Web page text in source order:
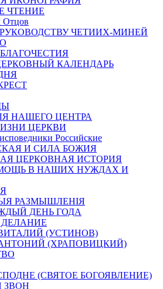
ЧТЕНИЕ
Отцов
ЧЕТИИХ-МИНЕЙ
КАЛЕНДАРЬ
НАШЕГО ЦЕНТРА
ЦЕРКВИ
Российские
И СИЛА БОЖИЯ
ЦЕРКОВНАЯ ИСТОРИЯ
В НАШИХ НУЖДАХ И
РАЗМЫШЛЕНІЯ
ДЕНЬ ГОДА
(УСТИНОВ)
(ХРАПОВИЦКИЙ)
(СВЯТОЕ БОГОЯВЛЕНИЕ)
ЗВОН